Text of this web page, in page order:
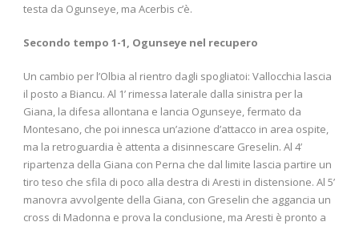
testa da Ogunseye, ma Acerbis c’è.
Secondo tempo 1-1, Ogunseye nel recupero
Un cambio per l’Olbia al rientro dagli spogliatoi: Vallocchia lascia
il posto a Biancu. Al 1’ rimessa laterale dalla sinistra per la
Giana, la difesa allontana e lancia Ogunseye, fermato da
Montesano, che poi innesca un’azione d’attacco in area ospite,
ma la retroguardia è attenta a disinnescare Greselin. Al 4’
ripartenza della Giana con Perna che dal limite lascia partire un
tiro teso che sfila di poco alla destra di Aresti in distensione. Al 5’
manovra avvolgente della Giana, con Greselin che aggancia un
cross di Madonna e prova la conclusione, ma Aresti è pronto a